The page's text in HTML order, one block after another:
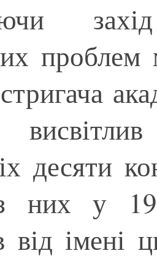
проблем
десяти
них у
від імені